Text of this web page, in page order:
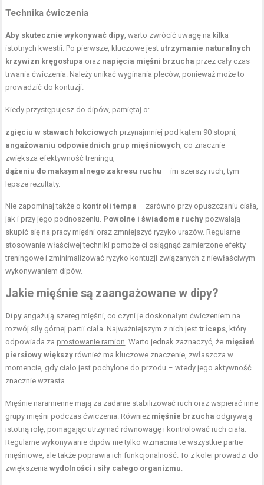
Technika ćwiczenia
Aby skutecznie wykonywać dipy, warto zwrócić uwagę na kilka
istotnych kwestii. Po pierwsze, kluczowe jest utrzymanie naturalnych
krzywizn kręgosłupa oraz napięcia mięśni brzucha przez cały czas
trwania ćwiczenia. Należy unikać wyginania pleców, ponieważ może to
prowadzić do kontuzji.
Kiedy przystępujesz do dipów, pamiętaj o:
zgięciu w stawach łokciowych przynajmniej pod kątem 90 stopni,
angażowaniu odpowiednich grup mięśniowych, co znacznie
zwiększa efektywność treningu,
dążeniu do maksymalnego zakresu ruchu – im szerszy ruch, tym
lepsze rezultaty.
Nie zapominaj także o kontroli tempa – zarówno przy opuszczaniu ciała,
jak i przy jego podnoszeniu. Powolne i świadome ruchy pozwalają
skupić się na pracy mięśni oraz zmniejszyć ryzyko urazów. Regularne
stosowanie właściwej techniki pomoże ci osiągnąć zamierzone efekty
treningowe i zminimalizować ryzyko kontuzji związanych z niewłaściwym
wykonywaniem dipów.
Jakie mięśnie są zaangażowane w dipy?
Dipy angażują szereg mięśni, co czyni je doskonałym ćwiczeniem na
rozwój siły górnej partii ciała. Najważniejszym z nich jesttriceps, który
odpowiada za prostowanie ramion. Warto jednak zaznaczyć, że mięsień
piersiowy większy również ma kluczowe znaczenie, zwłaszcza w
momencie, gdy ciało jest pochylone do przodu – wtedy jego aktywność
znacznie wzrasta.
Mięśnie naramienne mają za zadanie stabilizować ruch oraz wspierać inne
grupy mięśni podczas ćwiczenia. Również mięśnie brzucha odgrywają
istotną rolę, pomagając utrzymać równowagę i kontrolować ruch ciała.
Regularne wykonywanie dipów nie tylko wzmacnia te wszystkie partie
mięśniowe, ale także poprawia ich funkcjonalność. To z kolei prowadzi do
zwiększeniawydolności i siły całego organizmu.